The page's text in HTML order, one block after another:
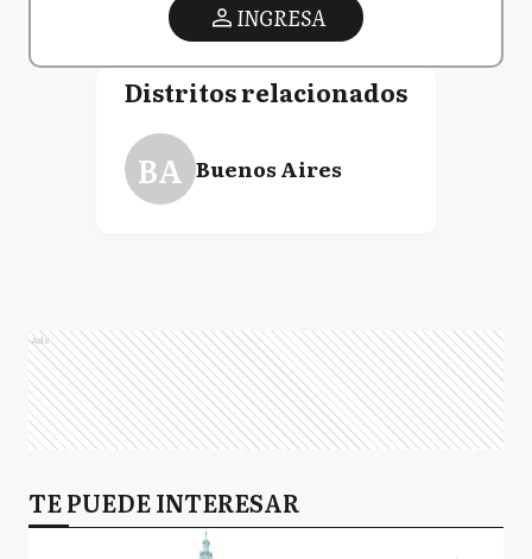
INGRESA
Distritos relacionados
BA Buenos Aires
Ads
TE PUEDE INTERESAR